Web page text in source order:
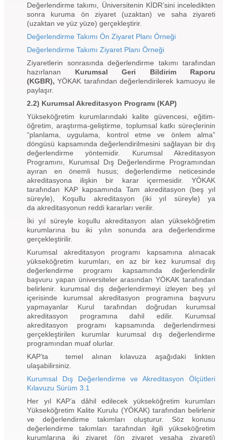
Değerlendirme takımı, Üniversitenin KİDR’sini inceledikten
sonra kuruma ön ziyaret (uzaktan) ve saha ziyareti
(uzaktan ve yüz yüze) gerçekleştirir.
Değerlendirme Takımı Ön Ziyaret Planı Örneği
Değerlendirme Takımı Ziyaret Planı Örneği
Ziyaretlerin sonrasında değerlendirme takımı tarafından
hazırlanan Kurumsal Geri Bildirim Raporu
(KGBR),YÖKAK tarafından değerlendirilerek kamuoyu ile
paylaşır.
2.2) Kurumsal Akreditasyon Programı (KAP)
Yükseköğretim kurumlarındaki kalite güvencesi, eğitim-
öğretim, araştırma-geliştirme, toplumsal katkı süreçlerinin
“planlama, uygulama, kontrol etme ve önlem alma”
döngüsü kapsamında değerlendirilmesini sağlayan bir dış
değerlendirme yöntemidir. Kurumsal Akreditasyon
Programını, Kurumsal Dış Değerlendirme Programından
ayıran en önemli husus; değerlendirme neticesinde
akreditasyona ilişkin bir karar içermesidir. YÖKAK
tarafından KAP kapsamında Tam akreditasyon (beş yıl
süreyle), Koşullu akreditasyon (iki yıl süreyle) ya
da akreditasyonun reddi kararları verilir.
İki yıl süreyle koşullu akreditasyon alan yükseköğretim
kurumlarına bu iki yılın sonunda ara değerlendirme
gerçekleştirilir.
Kurumsal akreditasyon programı kapsamına alınacak
yükseköğretim kurumları, en az bir kez kurumsal dış
değerlendirme programı kapsamında değerlendirilir
başvuru yapan üniversiteler arasından YÖKAK tarafından
belirlenir. kurumsal dış değerlendirmeyi izleyen beş yıl
içerisinde kurumsal akreditasyon programına başvuru
yapmayanlar Kurul tarafından doğrudan kurumsal
akreditasyon programına dahil edilir. Kurumsal
akreditasyon programı kapsamında değerlendirmesi
gerçekleştirilen kurumlar kurumsal dış değerlendirme
programından muaf olurlar.
KAP’ta temel alınan kılavuza aşağıdaki linkten
ulaşabilirsiniz.
Kurumsal Dış Değerlendirme ve Akreditasyon Ölçütleri
Kılavuzu Sürüm 3.1
Her yıl KAP’a dâhil edilecek yükseköğretim kurumları
Yükseköğretim Kalite Kurulu (YÖKAK) tarafından belirlenir
ve değerlendirme takımları oluşturur. Söz konusu
değerlendirme takımları tarafından ilgili yükseköğretim
kurumlarına iki ziyaret (ön ziyaret vesaha ziyareti)